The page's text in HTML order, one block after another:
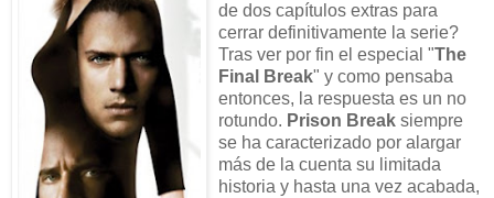
de dos capítulos extras para
cerrar definitivamente la serie?
Tras ver por fin el especial "The
Final Break" y como pensaba
entonces, la respuesta es un no
rotundo. Prison Break siempre
se ha caracterizado por alargar
más de la cuenta su limitada
historia y hasta una vez acabada,